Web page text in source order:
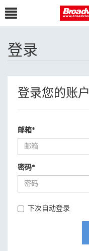
登录
登录您的账户
邮箱*
密码*
下次自动登录